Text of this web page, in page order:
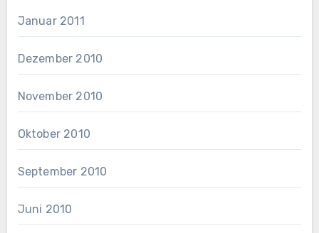
Januar 2011
Dezember 2010
November 2010
Oktober 2010
September 2010
Juni 2010